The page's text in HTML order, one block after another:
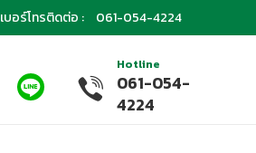
เบอร์โทรติดต่อ : 061-054-4224
Hotline
061-054-
4224